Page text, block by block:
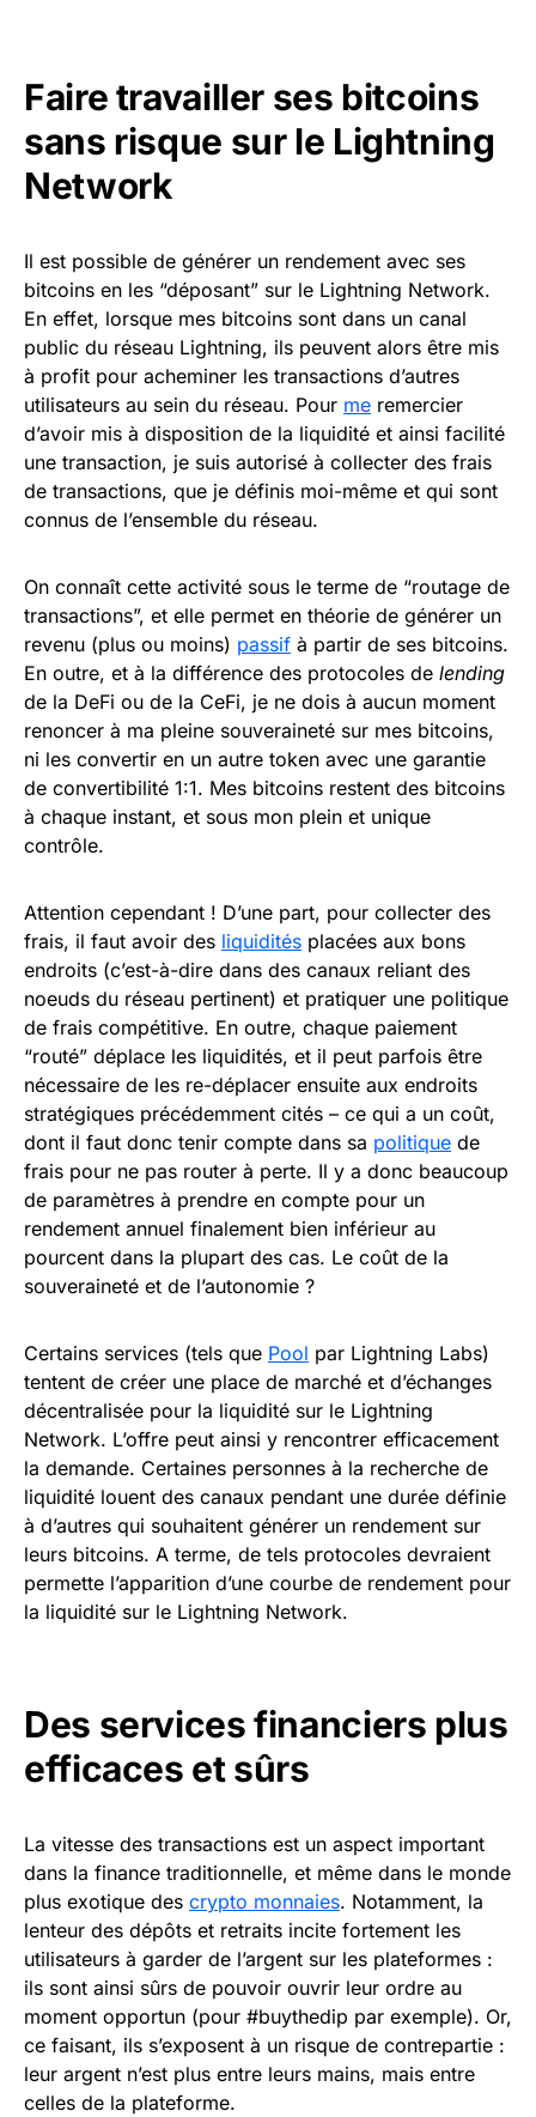
Faire travailler ses bitcoins
sans risque sur le Lightning
Network
Il est possible de générer un rendement avec ses
bitcoins en les “déposant” sur le Lightning Network.
En effet, lorsque mes bitcoins sont dans un canal
public du réseau Lightning, ils peuvent alors être mis
à profit pour acheminer les transactions d’autres
utilisateurs au sein du réseau. Pour me remercier
d’avoir mis à disposition de la liquidité et ainsi facilité
une transaction, je suis autorisé à collecter des frais
de transactions, que je définis moi-même et qui sont
connus de l’ensemble du réseau.
On connaît cette activité sous le terme de “routage de
transactions”, et elle permet en théorie de générer un
revenu (plus ou moins) passif à partir de ses bitcoins.
En outre, et à la différence des protocoles de lending
de la DeFi ou de la CeFi, je ne dois à aucun moment
renoncer à ma pleine souveraineté sur mes bitcoins,
ni les convertir en un autre token avec une garantie
de convertibilité 1:1. Mes bitcoins restent des bitcoins
à chaque instant, et sous mon plein et unique
contrôle.
Attention cependant ! D’une part, pour collecter des
frais, il faut avoir des liquidités placées aux bons
endroits (c’est-à-dire dans des canaux reliant des
noeuds du réseau pertinent) et pratiquer une politique
de frais compétitive. En outre, chaque paiement
“routé” déplace les liquidités, et il peut parfois être
nécessaire de les re-déplacer ensuite aux endroits
stratégiques précédemment cités – ce qui a un coût,
dont il faut donc tenir compte dans sa politique de
frais pour ne pas router à perte. Il y a donc beaucoup
de paramètres à prendre en compte pour un
rendement annuel finalement bien inférieur au
pourcent dans la plupart des cas. Le coût de la
souveraineté et de l’autonomie ?
Certains services (tels que Pool par Lightning Labs)
tentent de créer une place de marché et d’échanges
décentralisée pour la liquidité sur le Lightning
Network. L’offre peut ainsi y rencontrer efficacement
la demande. Certaines personnes à la recherche de
liquidité louent des canaux pendant une durée définie
à d’autres qui souhaitent générer un rendement sur
leurs bitcoins. A terme, de tels protocoles devraient
permette l’apparition d’une courbe de rendement pour
la liquidité sur le Lightning Network.
Des services financiers plus
efficaces et sûrs
La vitesse des transactions est un aspect important
dans la finance traditionnelle, et même dans le monde
plus exotique des crypto monnaies. Notamment, la
lenteur des dépôts et retraits incite fortement les
utilisateurs à garder de l’argent sur les plateformes :
ils sont ainsi sûrs de pouvoir ouvrir leur ordre au
moment opportun (pour #buythedip par exemple). Or,
ce faisant, ils s’exposent à un risque de contrepartie :
leur argent n’est plus entre leurs mains, mais entre
celles de la plateforme.